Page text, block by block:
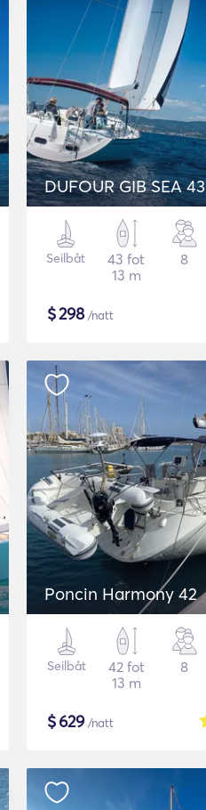
DUFOUR GIB SEA 43
Seilbåt
43 fot
13 m
8
$298/natt
Poncin Harmony 42
Seilbåt
42 fot
13 m
8
$629/natt